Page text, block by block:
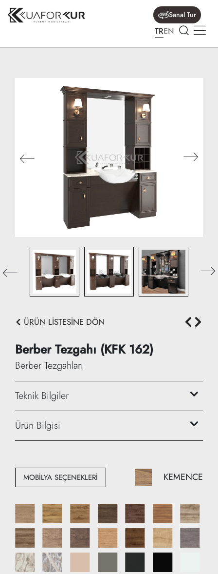
Sanal Tur
TREN
ÜRÜN LİSTESİNE DÖN
Berber Tezgahı (KFK 162)
Berber Tezgahları
Teknik Bilgiler
Genişlik: 150 cm
Yükseklik: 220 cm
Ürün Bilgisi
MOBİLYA SEÇENEKLERİ KEMENCE